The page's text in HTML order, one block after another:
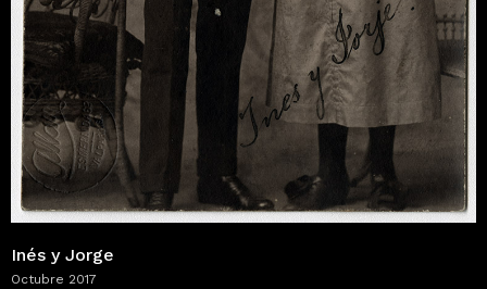
Inés y Jorge
Octubre 2017